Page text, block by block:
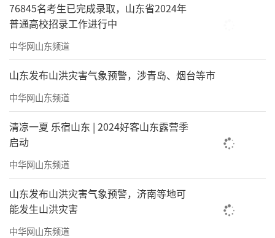
76845名考生已完成录取，山东省2024年
普通高校招录工作进行中
中华网山东频道
山东发布山洪灾害气象预警，涉青岛、烟台等市
中华网山东频道
清凉一夏 乐宿山东 | 2024好客山东露营季
启动
中华网山东频道
山东发布山洪灾害气象预警，济南等地可
能发生山洪灾害
中华网山东频道